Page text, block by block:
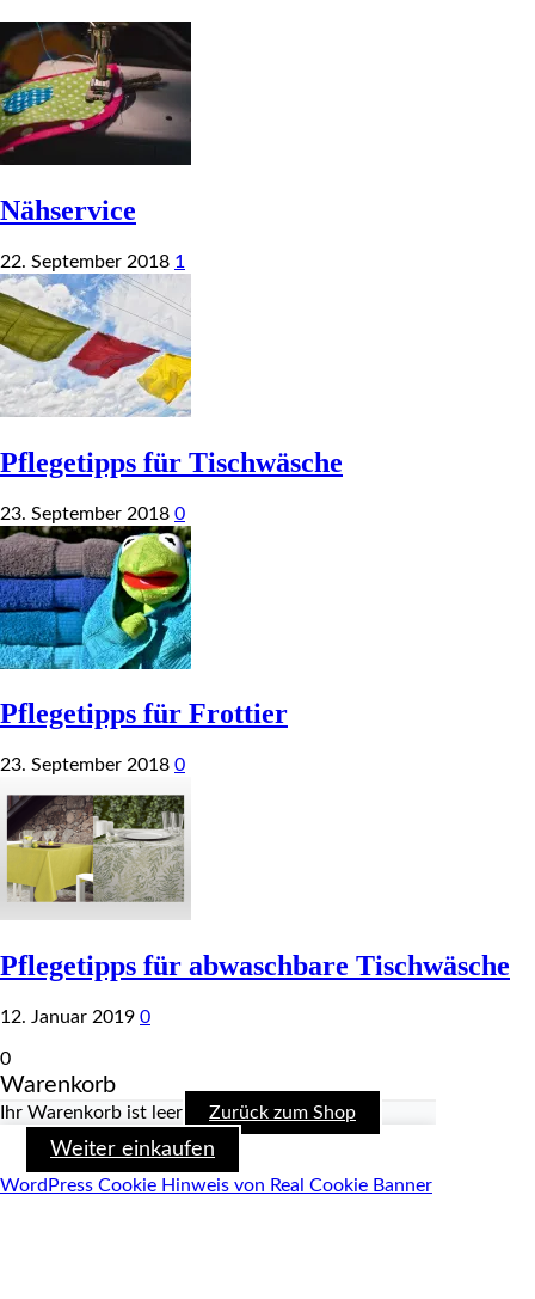
Nähservice
22. September 2018 1
Pflegetipps für Tischwäsche
23. September 2018 0
Pflegetipps für Frottier
23. September 2018 0
Pflegetipps für abwaschbare Tischwäsche
12. Januar 2019 0
0
Warenkorb
Ihr Warenkorb ist leer Zurück zum Shop
Weiter einkaufen
WordPress Cookie Hinweis von Real Cookie Banner